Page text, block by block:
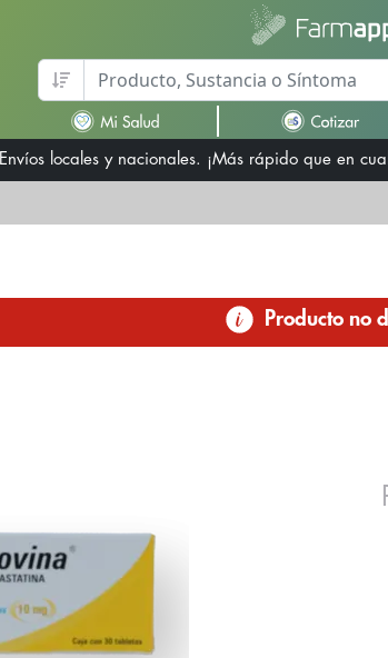
Envíos locales y nacionales. ¡Más rápido que en
Producto no